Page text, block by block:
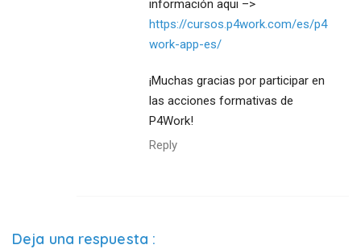
información aqui –>
https://cursos.p4work.com/es/p4
work-app-es/
¡Muchas gracias por participar en
las acciones formativas de
P4Work!
Reply
Deja una respuesta :